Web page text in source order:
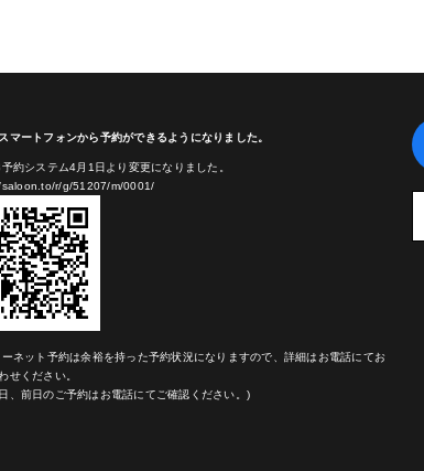
マートフォンから予約ができるようになりました。
約システム4月1日より変更になりました。
r/g/51207/m/0001/
ーネット予約は余裕を持った予約状況になりますので、詳細はお電話にてお
せください。
、前日のご予約はお電話にてご確認ください。)